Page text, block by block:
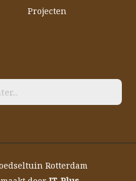
Projecten
Rotterdam